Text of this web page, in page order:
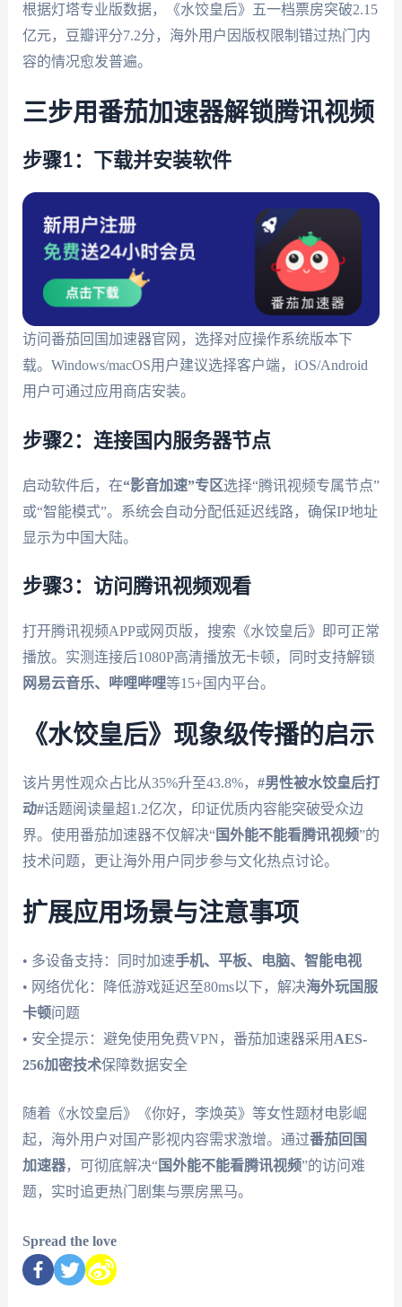
根据灯塔专业版数据，《水饺皇后》五一档票房突破2.15
亿元，豆瓣评分7.2分，海外用户因版权限制错过热门内
容的情况愈发普遍。
三步用番茄加速器解锁腾讯视频
步骤1：下载并安装软件
访问番茄回国加速器官网，选择对应操作系统版本下
载。Windows/macOS用户建议选择客户端，iOS/Android
用户可通过应用商店安装。
步骤2：连接国内服务器节点
启动软件后，在“影音加速”专区选择“腾讯视频专属节点”
或“智能模式”。系统会自动分配低延迟线路，确保IP地址
显示为中国大陆。
步骤3：访问腾讯视频观看
打开腾讯视频APP或网页版，搜索《水饺皇后》即可正常
播放。实测连接后1080P高清播放无卡顿，同时支持解锁
网易云音乐、哔哩哔哩等15+国内平台。
《水饺皇后》现象级传播的启示
该片男性观众占比从35%升至43.8%， #男性被水饺皇后打
动#话题阅读量超1.2亿次，印证优质内容能突破受众边
界。使用番茄加速器不仅解决“国外能不能看腾讯视频”的
技术问题，更让海外用户同步参与文化热点讨论。
扩展应用场景与注意事项
• 多设备支持：同时加速手机、平板、电脑、智能电视
• 网络优化：降低游戏延迟至80ms以下，解决海外玩国服
卡顿问题
• 安全提示：避免使用免费VPN，番茄加速器采用 AES-
256加密技术保障数据安全
随着《水饺皇后》《你好，李焕英》等女性题材电影崛
起，海外用户对国产影视内容需求激增。通过番茄回国
加速器，可彻底解决“国外能不能看腾讯视频”的访问难
题，实时追更热门剧集与票房黑马。
Spread the love